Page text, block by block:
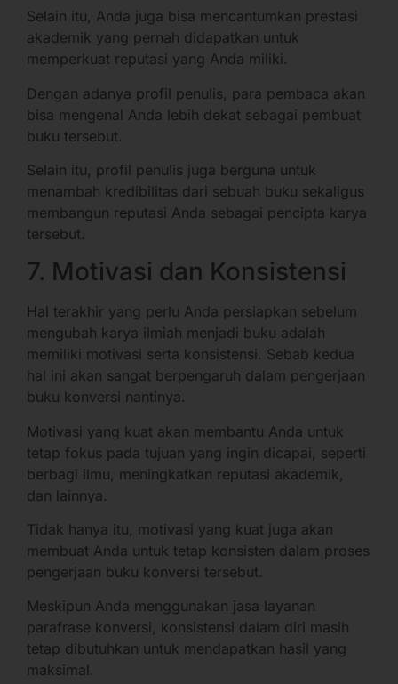
Selain itu, Anda juga bisa mencantumkan prestasi
akademik yang pernah didapatkan untuk
memperkuat reputasi yang Anda miliki.
Dengan adanya profil penulis, para pembaca akan
bisa mengenal Anda lebih dekat sebagai pembuat
buku tersebut.
Selain itu, profil penulis juga berguna untuk
menambah kredibilitas dari sebuah buku sekaligus
membangun reputasi Anda sebagai pencipta karya
tersebut.
7. Motivasi dan Konsistensi
Hal terakhir yang perlu Anda persiapkan sebelum
mengubah karya ilmiah menjadi buku adalah
memiliki motivasi serta konsistensi. Sebab kedua
hal ini akan sangat berpengaruh dalam pengerjaan
buku konversi nantinya.
Motivasi yang kuat akan membantu Anda untuk
tetap fokus pada tujuan yang ingin dicapai, seperti
berbagi ilmu, meningkatkan reputasi akademik,
dan lainnya.
Tidak hanya itu, motivasi yang kuat juga akan
membuat Anda untuk tetap konsisten dalam proses
pengerjaan buku konversi tersebut.
Meskipun Anda menggunakan jasa layanan
parafrase konversi, konsistensi dalam diri masih
tetap dibutuhkan untuk mendapatkan hasil yang
maksimal.